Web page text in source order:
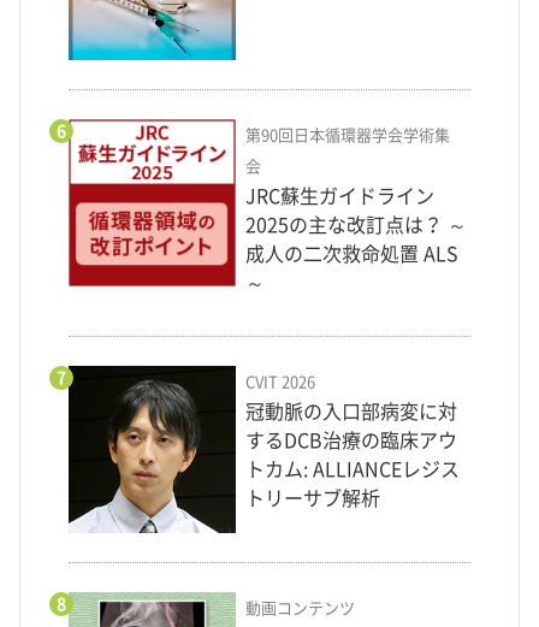
6
第90回日本循環器学会学術集
会
JRC蘇生ガイドライン
2025の主な改訂点は？ ～
成人の二次救命処置 ALS
～
7 CVIT 2026
冠動脈の入口部病変に対
するDCB治療の臨床アウ
トカム: ALLIANCEレジス
トリーサブ解析
8 動画コンテンツ